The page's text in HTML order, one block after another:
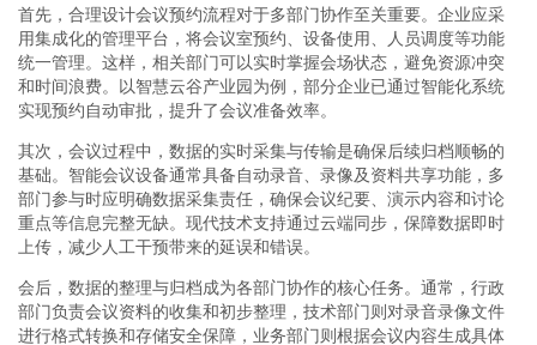
首先，合理设计会议预约流程对于多部门协作至关重要。企业应采
用集成化的管理平台，将会议室预约、设备使用、人员调度等功能
统一管理。这样，相关部门可以实时掌握会场状态，避免资源冲突
和时间浪费。以智慧云谷产业园为例，部分企业已通过智能化系统
实现预约自动审批，提升了会议准备效率。
其次，会议过程中，数据的实时采集与传输是确保后续归档顺畅的
基础。智能会议设备通常具备自动录音、录像及资料共享功能，多
部门参与时应明确数据采集责任，确保会议纪要、演示内容和讨论
重点等信息完整无缺。现代技术支持通过云端同步，保障数据即时
上传，减少人工干预带来的延误和错误。
会后，数据的整理与归档成为各部门协作的核心任务。通常，行政
部门负责会议资料的收集和初步整理，技术部门则对录音录像文件
进行格式转换和存储安全保障，业务部门则根据会议内容生成具体